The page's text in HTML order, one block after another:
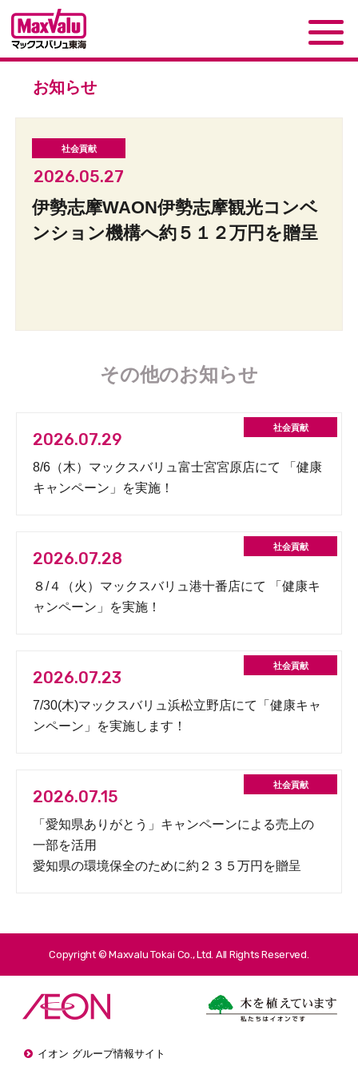
お知らせ
2026.05.27
伊勢志摩WAON伊勢志摩観光コンベ
ンション機構へ約５１２万円を贈呈
その他のお知らせ
2026.07.29
8/6（木）マックスバリュ富士宮宮原店にて 「健康
キャンペーン」を実施！
2026.07.28
８/４（火）マックスバリュ港十番店にて 「健康キ
ャンペーン」を実施！
2026.07.23
7/30(木)マックスバリュ浜松立野店にて「健康キャ
ンペーン」を実施します！
2026.07.15
「愛知県ありがとう」キャンペーンによる売上の
一部を活用
愛知県の環境保全のために約２３５万円を贈呈
Copyright © Maxvalu Tokai Co., Ltd. All Rights Reserved.
イオン グループ情報サイト